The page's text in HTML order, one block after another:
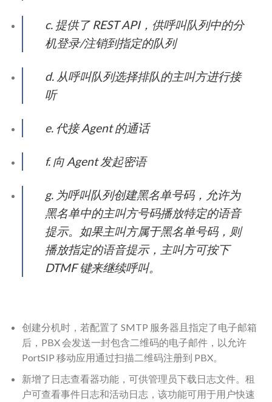
c. 提供了 REST API，供呼叫队列中的分
机登录/注销到指定的队列
d. 从呼叫队列选择排队的主叫方进行接
听
e. 代接 Agent 的通话
f. 向 Agent 发起密语
g. 为呼叫队列创建黑名单号码，允许为
黑名单中的主叫方号码播放特定的语音
提示。如果主叫方属于黑名单号码，则
播放指定的语音提示，主叫方可按下
DTMF 键来继续呼叫。
创建分机时，若配置了 SMTP 服务器且指定了电子邮箱
后，PBX 会发送一封包含二维码的电子邮件，以允许
PortSIP 移动应用通过扫描二维码注册到 PBX。
新增了日志查看器功能，可供管理员下载日志文件。租
户可查看事件日志和活动日志，该功能可用于用户快速